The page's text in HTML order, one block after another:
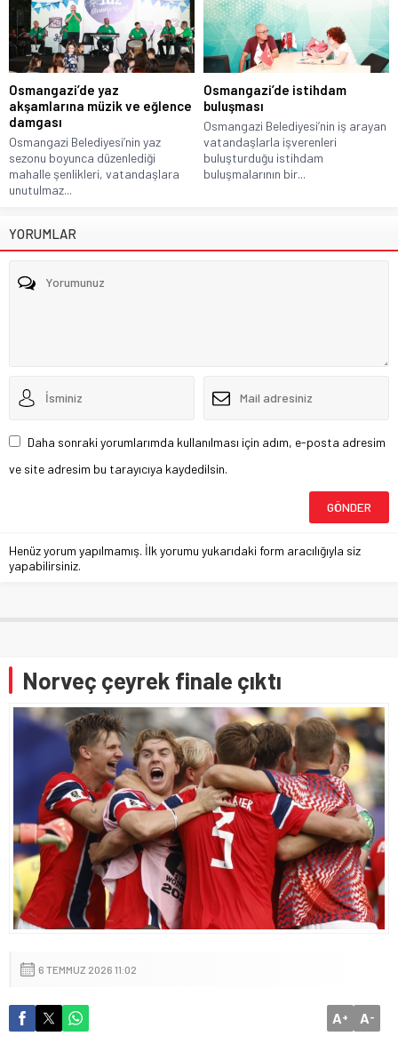
Osmangazi’de yaz
akşamlarına müzik ve eğlence
damgası
Osmangazi Belediyesi’nin yaz
sezonu boyunca düzenlediği
mahalle şenlikleri, vatandaşlara
unutulmaz...
Osmangazi’de istihdam
buluşması
Osmangazi Belediyesi’nin iş arayan
vatandaşlarla işverenleri
buluşturduğu istihdam
buluşmalarının bir...
YORUMLAR
Daha sonraki yorumlarımda kullanılması için adım, e-posta adresim
ve site adresim bu tarayıcıya kaydedilsin.
Henüz yorum yapılmamış. İlk yorumu yukarıdaki form aracılığıyla siz
yapabilirsiniz.
Norveç çeyrek finale çıktı
6 TEMMUZ 2026 11:02
A+ A-